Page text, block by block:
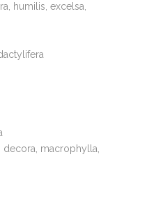
humilis, excelsa,
decora, macrophylla,